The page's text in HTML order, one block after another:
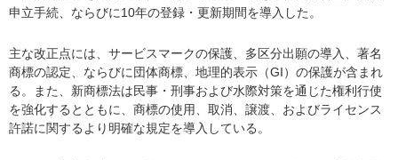
申立手続、ならびに10年の登録・更新期間を導入した。
主な改正点には、サービスマークの保護、多区分出願の導入、著名
商標の認定、ならびに団体商標、地理的表示（GI）の保護が含まれ
る。また、新商標法は民事・刑事および水際対策を通じた権利行使
を強化するとともに、商標の使用、取消、譲渡、およびライセンス
許諾に関するより明確な規定を導入している。